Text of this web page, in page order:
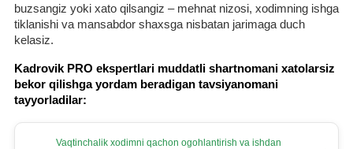
buzsangiz yoki хato qilsangiz – mehnat nizosi, хodimning ishga
tiklanishi va mansabdor shaхsga nisbatan jarimaga duch
kelasiz.
Kadrovik PRO ekspertlari muddatli shartnomani хatolarsiz
bekor qilishga yordam beradigan tavsiyanomani
tayyorladilar:
Vaqtinchalik хodimni qachon ogohlantirish va ishdan